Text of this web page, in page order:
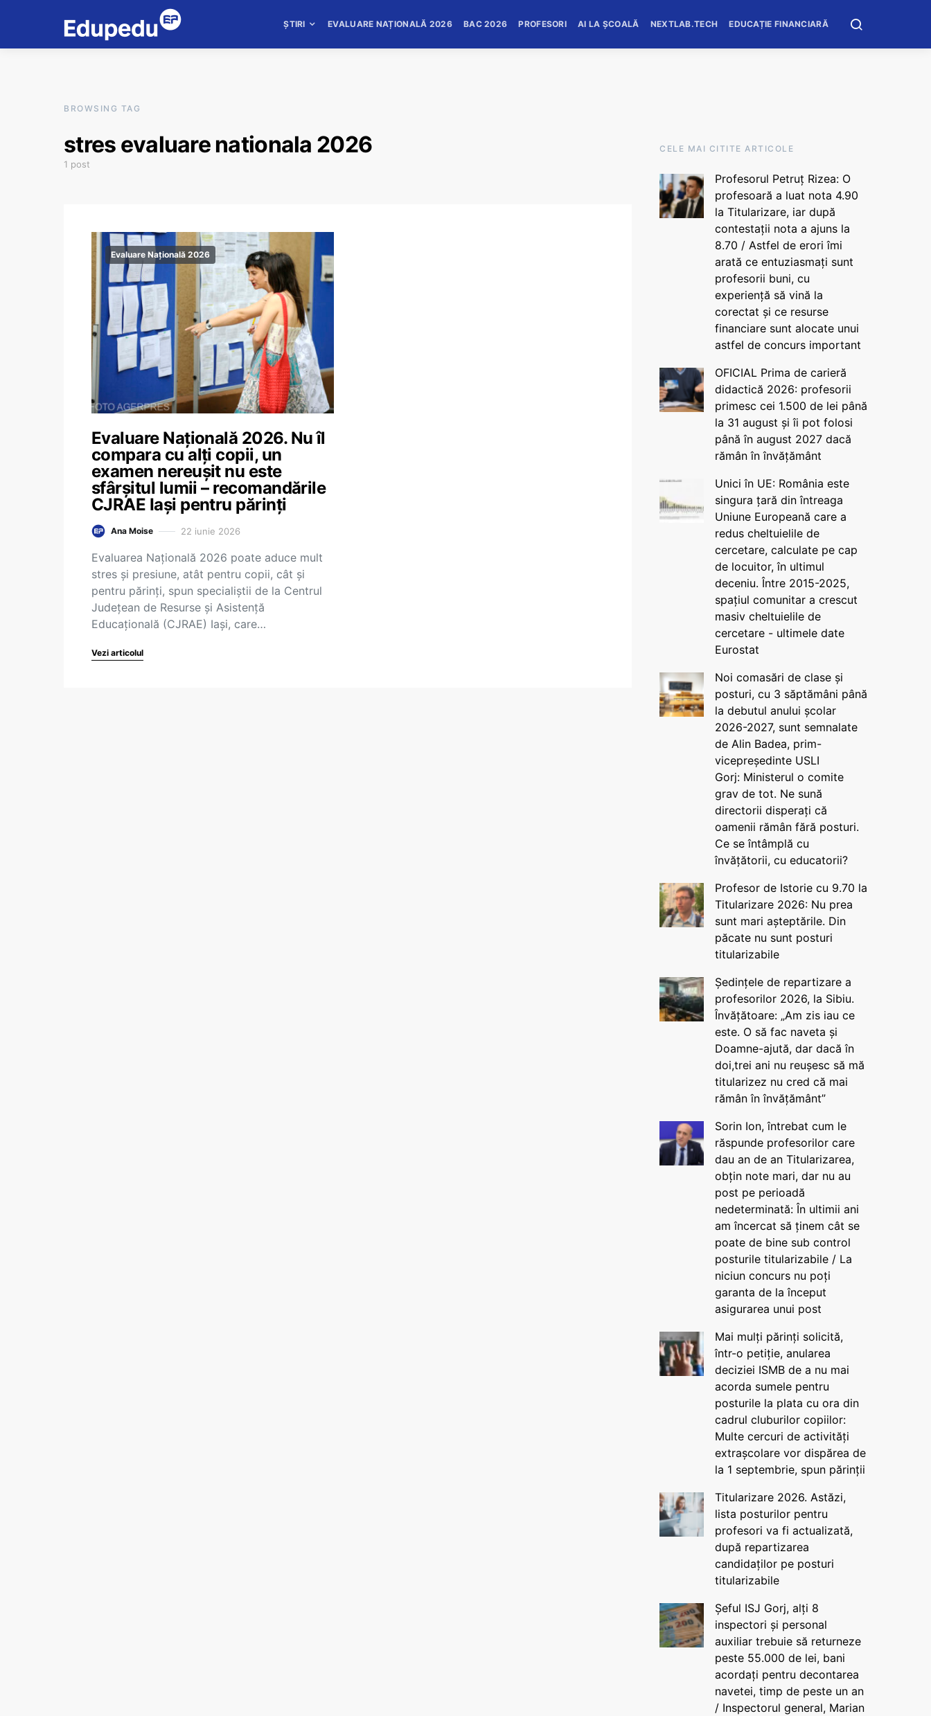
ȘTIRI EVALUARE NAȚIONALĂ 2026 BAC 2026 PROFESORI AI LA ȘCOALĂ NEXTLAB.TECH EDUCAȚIE FINANCIARĂ
BROWSING TAG
stres evaluare nationala 2026
1 post
Evaluare Națională 2026
Evaluare Națională 2026. Nu îl
compara cu alți copii, un
examen nereușit nu este
sfârșitul lumii – recomandările
CJRAE Iași pentru părinți
Ana Moise 22 iunie 2026
Evaluarea Națională 2026 poate aduce mult
stres și presiune, atât pentru copii, cât și
pentru părinți, spun specialiștii de la Centrul
Județean de Resurse și Asistență
Educațională (CJRAE) Iași, care…
Vezi articolul
CELE MAI CITITE ARTICOLE
Profesorul Petruț Rizea: O
profesoară a luat nota 4.90
la Titularizare, iar după
contestații nota a ajuns la
8.70 / Astfel de erori îmi
arată ce entuziasmați sunt
profesorii buni, cu
experiență să vină la
corectat și ce resurse
financiare sunt alocate unui
astfel de concurs important
OFICIAL Prima de carieră
didactică 2026: profesorii
primesc cei 1.500 de lei până
la 31 august și îi pot folosi
până în august 2027 dacă
rămân în învățământ
Unici în UE: România este
singura țară din întreaga
Uniune Europeană care a
redus cheltuielile de
cercetare, calculate pe cap
de locuitor, în ultimul
deceniu. Între 2015-2025,
spațiul comunitar a crescut
masiv cheltuielile de
cercetare - ultimele date
Eurostat
Noi comasări de clase și
posturi, cu 3 săptămâni până
la debutul anului școlar
2026-2027, sunt semnalate
de Alin Badea, prim-
vicepreședinte USLI
Gorj: Ministerul o comite
grav de tot. Ne sună
directorii disperați că
oamenii rămân fără posturi.
Ce se întâmplă cu
învățătorii, cu educatorii?
Profesor de Istorie cu 9.70 la
Titularizare 2026: Nu prea
sunt mari așteptările. Din
păcate nu sunt posturi
titularizabile
Ședințele de repartizare a
profesorilor 2026, la Sibiu.
Învățătoare: „Am zis iau ce
este. O să fac naveta și
Doamne-ajută, dar dacă în
doi,trei ani nu reușesc să mă
titularizez nu cred că mai
rămân în învățământ”
Sorin Ion, întrebat cum le
răspunde profesorilor care
dau an de an Titularizarea,
obțin note mari, dar nu au
post pe perioadă
nedeterminată: În ultimii ani
am încercat să ținem cât se
poate de bine sub control
posturile titularizabile / La
niciun concurs nu poți
garanta de la început
asigurarea unui post
Mai mulți părinți solicită,
într-o petiție, anularea
deciziei ISMB de a nu mai
acorda sumele pentru
posturile la plata cu ora din
cadrul cluburilor copiilor:
Multe cercuri de activități
extrașcolare vor dispărea de
la 1 septembrie, spun părinții
Titularizare 2026. Astăzi,
lista posturilor pentru
profesori va fi actualizată,
după repartizarea
candidaților pe posturi
titularizabile
Șeful ISJ Gorj, alți 8
inspectori și personal
auxiliar trebuie să returneze
peste 55.000 de lei, bani
acordați pentru decontarea
navetei, timp de peste un an
/ Inspectorul general, Marian